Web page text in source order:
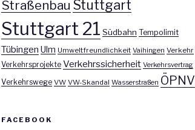
Straßenbau Stuttgart
Stuttgart 21 Südbahn Tempolimit
Tübingen Ulm Umweltfreundlichkeit Vaihingen Verkehr
Verkehrsprojekte Verkehrssicherheit Verkehrsvertrag
Verkehrswege VW VW-Skandal Wasserstraßen ÖPNV
FACEBOOK